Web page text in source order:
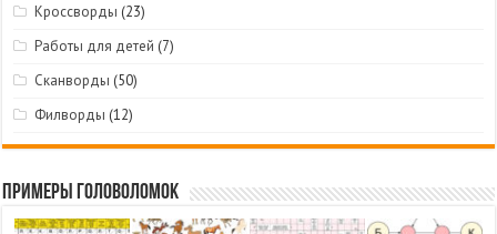
Кроссворды (23)
Работы для детей (7)
Сканворды (50)
Филворды (12)
Примеры головоломок